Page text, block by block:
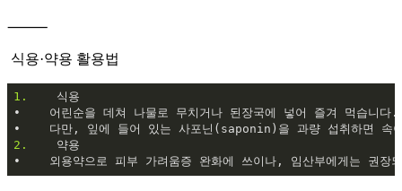
⸻
️ 식용·약용 활용법
1. 식용
•    어린순을 데쳐 나물로 무치거나 된장국에 넣어 즐겨 먹습니다.
2. 약용